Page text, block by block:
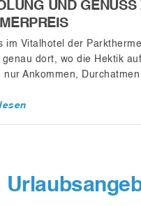
UND GENUSS
im Vitalhotel der
genau dort, wo die Hektik
nur Ankommen,